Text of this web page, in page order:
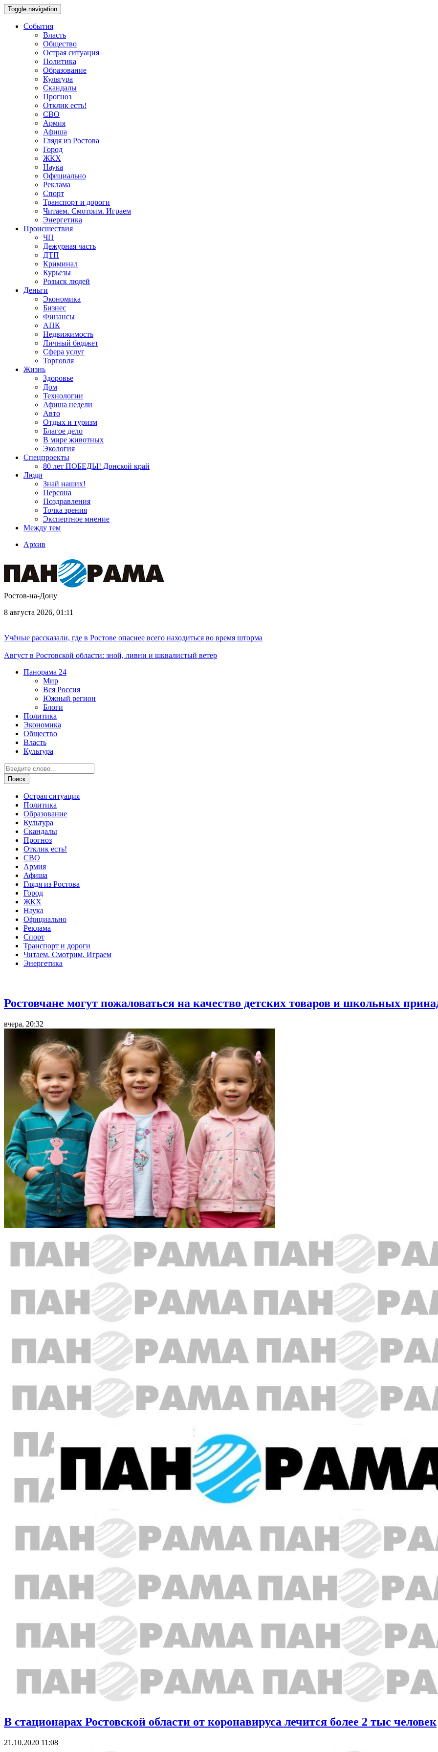
Toggle navigation
События
Власть
Общество
Острая ситуация
Политика
Образование
Культура
Скандалы
Прогноз
Отклик есть!
СВО
Армия
Афиша
Глядя из Ростова
Город
ЖКХ
Наука
Официально
Реклама
Спорт
Транспорт и дороги
Читаем. Смотрим. Играем
Энергетика
Происшествия
ЧП
Дежурная часть
ДТП
Криминал
Курьезы
Розыск людей
Деньги
Экономика
Бизнес
Финансы
АПК
Недвижимость
Личный бюджет
Сфера услуг
Торговля
Жизнь
Здоровье
Дом
Технологии
Афиша недели
Авто
Отдых и туризм
Благое дело
В мире животных
Экология
Спецпроекты
80 лет ПОБЕДЫ! Донской край
Люди
Знай наших!
Персона
Поздравления
Точка зрения
Экспертное мнение
Между тем
Архив
Ростов-на-Дону
8 августа 2026, 01:11
Учёные рассказали, где в Ростове опаснее всего находиться во время шторма
Август в Ростовской области: зной, ливни и шквалистый ветер
Панорама 24
Мир
Вся Россия
Южный регион
Блоги
Политика
Экономика
Общество
Власть
Культура
Острая ситуация
Политика
Образование
Культура
Скандалы
Прогноз
Отклик есть!
СВО
Армия
Афиша
Глядя из Ростова
Город
ЖКХ
Наука
Официально
Реклама
Спорт
Транспорт и дороги
Читаем. Смотрим. Играем
Энергетика
Ростовчане могут пожаловаться на качество детских товаров и школьных
вчера, 20:32
В стационарах Ростовской области от коронавируса лечится более 2 тыс человек
21.10.2020 11:08